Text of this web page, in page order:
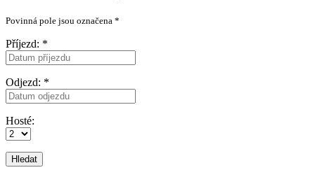
Povinná pole jsou označena *
Příjezd: *
Odjezd: *
Hosté: